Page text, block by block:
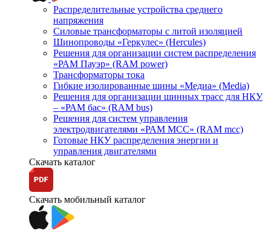
Распределительные устройства среднего
напряжения
Силовые трансформаторы с литой изоляцией
Шинопроводы «Геркулес» (Hercules)
Решения для организации систем распределения
«РАМ Пауэр» (RAM power)
Трансформаторы тока
Гибкие изолированные шины «Медиа» (Media)
Решения для организации шинных трасс для НКУ
– «РАМ бас» (RAM bus)
Решения для систем управления
электродвигателями «РАМ МСС» (RAM mcc)
Готовые НКУ распределения энергии и
управления двигателями
Скачать каталог
Скачать мобильный каталог